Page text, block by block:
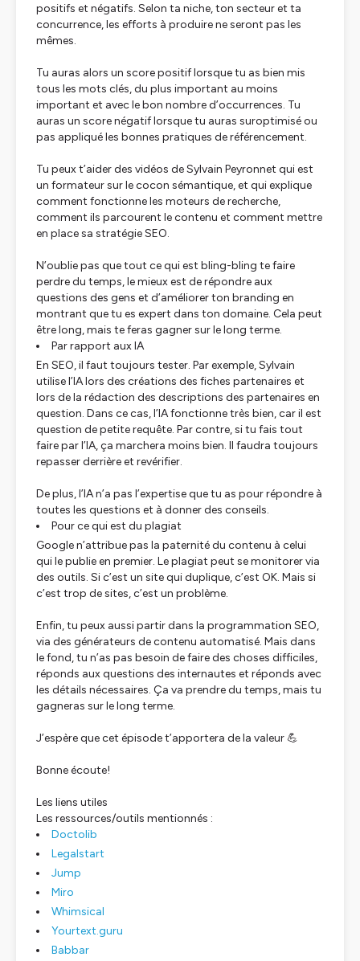
positifs et négatifs. Selon ta niche, ton secteur et ta
concurrence, les efforts à produire ne seront pas les
mêmes.
Tu auras alors un score positif lorsque tu as bien mis
tous les mots clés, du plus important au moins
important et avec le bon nombre d’occurrences. Tu
auras un score négatif lorsque tu auras suroptimisé ou
pas appliqué les bonnes pratiques de référencement.
Tu peux t’aider des vidéos de Sylvain Peyronnet qui est
un formateur sur le cocon sémantique, et qui explique
comment fonctionne les moteurs de recherche,
comment ils parcourent le contenu et comment mettre
en place sa stratégie SEO.
N’oublie pas que tout ce qui est bling-bling te faire
perdre du temps, le mieux est de répondre aux
questions des gens et d’améliorer ton branding en
montrant que tu es expert dans ton domaine. Cela peut
être long, mais te feras gagner sur le long terme.
Par rapport aux IA
En SEO, il faut toujours tester. Par exemple, Sylvain
utilise l’IA lors des créations des fiches partenaires et
lors de la rédaction des descriptions des partenaires en
question. Dans ce cas, l’IA fonctionne très bien, car il est
question de petite requête. Par contre, si tu fais tout
faire par l’IA, ça marchera moins bien. Il faudra toujours
repasser derrière et revérifier.
De plus, l’IA n’a pas l’expertise que tu as pour répondre à
toutes les questions et à donner des conseils.
Pour ce qui est du plagiat
Google n’attribue pas la paternité du contenu à celui
qui le publie en premier. Le plagiat peut se monitorer via
des outils. Si c’est un site qui duplique, c’est OK. Mais si
c’est trop de sites, c’est un problème.
Enfin, tu peux aussi partir dans la programmation SEO,
via des générateurs de contenu automatisé. Mais dans
le fond, tu n’as pas besoin de faire des choses difficiles,
réponds aux questions des internautes et réponds avec
les détails nécessaires. Ça va prendre du temps, mais tu
gagneras sur le long terme.
J’espère que cet épisode t’apportera de la valeur 💪
Bonne écoute!
Les liens utiles
Les ressources/outils mentionnés :
Doctolib
Legalstart
Jump
Miro
Whimsical
Yourtext.guru
Babbar